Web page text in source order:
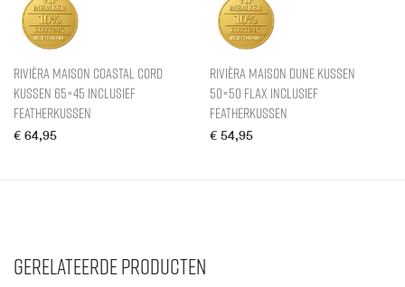
Rivièra Maison Coastal Cord
Kussen 65×45 inclusief
Featherkussen
€ 64,95
Rivièra Maison Dune Kussen
50×50 Flax inclusief
Featherkussen
€ 54,95
Gerelateerde producten